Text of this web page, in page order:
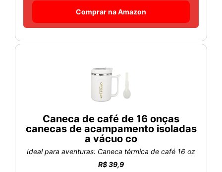
Comprar na Amazon
Caneca de café de 16 onças
canecas de acampamento isoladas
a vácuo co
Ideal para aventuras: Caneca térmica de café 16 oz
R$ 39,9